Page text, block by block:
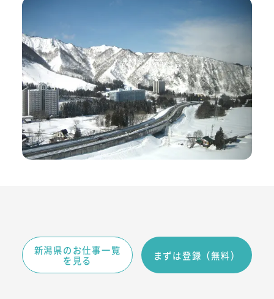
新潟県のお仕事一覧
を見る
まずは登録（無料）